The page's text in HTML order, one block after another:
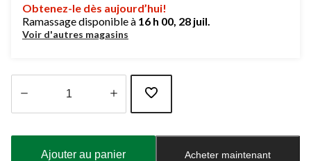
Obtenez-le dès aujourd’hui!
Ramassage disponible à 16 h 00, 28 juil.
Voir d'autres magasins
Ajouter au panier Acheter maintenant